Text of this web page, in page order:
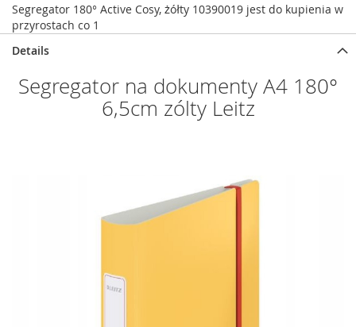
Segregator 180° Active Cosy, żółty 10390019 jest do kupienia w
przyrostach co 1
Details
Segregator na dokumenty A4 180°
6,5cm zólty Leitz